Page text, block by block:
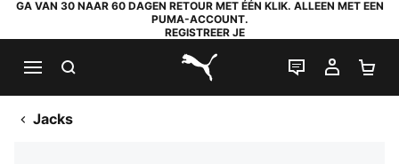
GA VAN 30 NAAR 60 DAGEN RETOUR MET ÉÉN KLIK. ALLEEN MET EEN
PUMA-ACCOUNT.
REGISTREER JE
PUMA.com
LIVE CHAT
MIJN
Jacks